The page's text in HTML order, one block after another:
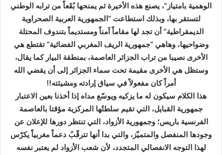
ي
د
ا
إ
ت
و
ن
ي
ا
الوهمية بامتياز”، يصنع هذه الأخيرة ثم يمنحها بُقَعاً من ترابه الوطني
لتستقر بها، وبذلك استطاعت “الجمهورية العربية الصحراوية
الديمقراطية” أن تجد لها مقاماً آمناً ومستديماً بتندوف المحتلة
وضواحيها، وهاهي “جمهورية الريف المغربي الفضائية” تقتطع هي
الأخرى نصيبا من تراب الجزائر العاصمة، بمنطقة البيار كما يقال،
وستظل هي الأخرى مقيمة تحت سماء الجزائر إلى أن يقضي الله
أمراً كان مفعولاً في سياق إرادته ومشيئته!!
هذا الكلام سيكون له ما يزكيه ويوسّع مداه إذا أخذنا بعين الاعتبار
جمهورية القبايل، التي تقيم سلطتُها المركزية مؤقتا بالعاصمة
الفرنسية باريس؛ وجمهورية الأزواد، التي تنتظر دورها للإعلان عن
وجودها المنفصل والمتميّز، والتي بدا أنها تترقّبُ دعماً مغربياً يكرّس
لهذا التوجه الانفصالي المتجدد، لأن شعب الأزواد لم يعتبر نفسه